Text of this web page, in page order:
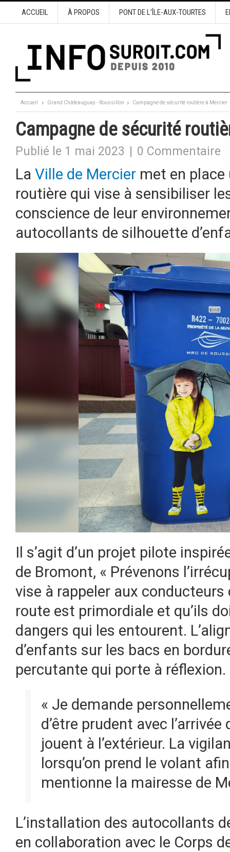
ACCUEIL À PROPOS PONT DE L’ÎLE-AUX-TOURTES
Accueil Grand Châteauguay - Roussillon Campagne de sécurité routière à Mercier
Campagne de sécurité
Publié le 1 mai 2023 0 Commentaire
La Ville de Mercier met en
routière qui vise à sensibiliser
conscience de leur
autocollants de silhouette
Il s’agit d’un projet pilote
de Bromont, « Prévenons
vise à rappeler aux
route est primordiale et qu’ils
dangers qui les entourent.
d’enfants sur les bacs en
percutante qui porte à réflexion.
« Je demande
d’être prudent avec
jouent à l’extérieur. La
lorsqu’on prend le volant
mentionne la mairesse de
L’installation des autocollants
en collaboration avec le Corps